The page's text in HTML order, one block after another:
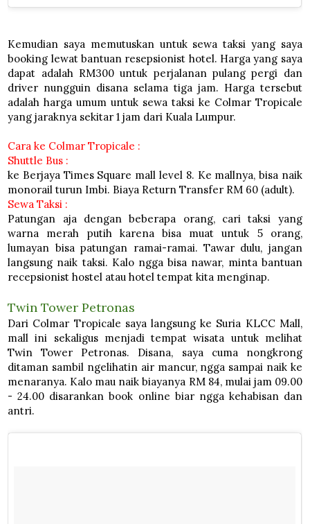
Kemudian saya memutuskan untuk sewa taksi yang saya
booking lewat bantuan resepsionist hotel. Harga yang saya
dapat adalah RM300 untuk perjalanan pulang pergi dan
driver nungguin disana selama tiga jam. Harga tersebut
adalah harga umum untuk sewa taksi ke Colmar Tropicale
yang jaraknya sekitar 1 jam dari Kuala Lumpur.
Cara ke Colmar Tropicale :
Shuttle Bus :
ke Berjaya Times Square mall level 8. Ke mallnya, bisa naik
monorail turun Imbi. Biaya Return Transfer RM 60 (adult).
Sewa Taksi :
Patungan aja dengan beberapa orang, cari taksi yang
warna merah putih karena bisa muat untuk 5 orang,
lumayan bisa patungan ramai-ramai. Tawar dulu, jangan
langsung naik taksi. Kalo ngga bisa nawar, minta bantuan
recepsionist hostel atau hotel tempat kita menginap.
Twin Tower Petronas
Dari Colmar Tropicale saya langsung ke Suria KLCC Mall,
mall ini sekaligus menjadi tempat wisata untuk melihat
Twin Tower Petronas. Disana, saya cuma nongkrong
ditaman sambil ngelihatin air mancur, ngga sampai naik ke
menaranya. Kalo mau naik biayanya RM 84, mulai jam 09.00
- 24.00 disarankan book online biar ngga kehabisan dan
antri.